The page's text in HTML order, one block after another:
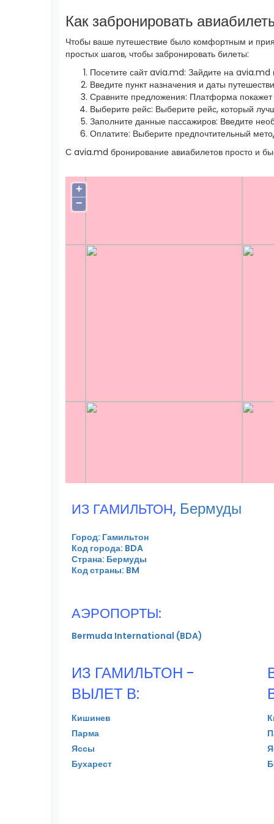
Как забронировать
Чтобы ваше путешествие было комфортным и
простых шагов, чтобы забронировать билеты:
Посетите сайт avia.md: Зайдите на avia.md
Введите пункт назначения и даты
Сравните предложения: Платформа
Выберите рейс: Выберите рейс, который
Заполните данные пассажиров: Введите
Оплатите: Выберите предпочтительный
С avia.md бронирование авиабилетов просто и
+
−
ИЗ ГАМИЛЬТОН, Бермуды
Город: Гамильтон
Код города: BDA
Страна: Бермуды
Код страны: BM
АЭРОПОРТЫ:
Bermuda International (BDA)
ИЗ ГАМИЛЬТОН -
ВЫЛЕТ В:
Кишинев
Парма
Яссы
Бухарест